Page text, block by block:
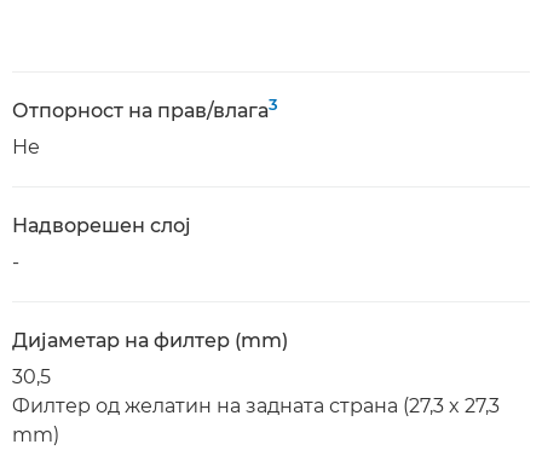
Отпорност на прав/влага3
Не
Надворешен слој
-
Дијаметар на филтер (mm)
30,5
Филтер од желатин на задната страна (27,3 x 27,3
mm)